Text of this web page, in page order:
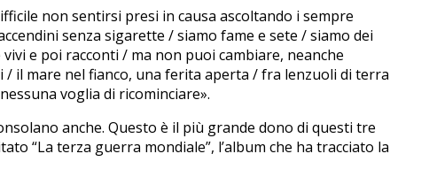
non sentirsi presi in causa ascoltando i sempre
senza sigarette / siamo fame e sete / siamo dei
e poi racconti / ma non puoi cambiare, neanche
/ il mare nel fianco, una ferita aperta / fra lenzuoli di terra
voglia di ricominciare».
anche. Questo è il più grande dono di questi tre
“La terza guerra mondiale”, l’album che ha tracciato la